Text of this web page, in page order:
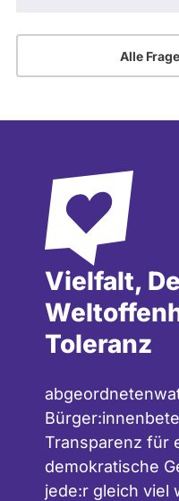
Alle
Vielfalt,
Toleranz
Transparenz für
demokratische
jede:r gleich viel